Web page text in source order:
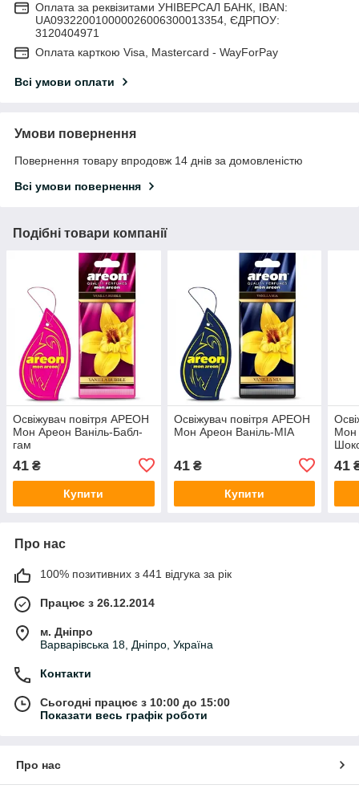
Оплата за реквізитами УНІВЕРСАЛ БАНК, IBAN:
UA093220010000026006300013354, ЄДРПОУ:
3120404971
Оплата карткою Visa, Mastercard - WayForPay
Всі умови оплати
Умови повернення
Повернення товару впродовж 14 днів за домовленістю
Всі умови повернення
Подібні товари компанії
Освіжувач повітря АРЕОН
Мон Ареон Ваніль-Бабл-
гам
41 ₴
Купити
Освіжувач повітря АРЕОН
Мон Ареон Ваніль-МІА
41₴
Купити
Мон
41
Про нас
100% позитивних з 441 відгука за рік
Працює з 26.12.2014
м. Дніпро
Варварівська 18, Дніпро, Україна
Контакти
Сьогодні працює з 10:00 до 15:00
Показати весь графік роботи
Про нас